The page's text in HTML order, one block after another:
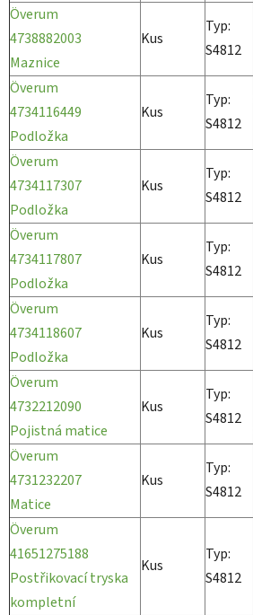
Överum
4738882003
Maznice
Kus
Typ:
S4812
Överum
4734116449
Podložka
Kus
Typ:
S4812
Överum
4734117307
Podložka
Kus
Typ:
S4812
Överum
4734117807
Podložka
Kus
Typ:
S4812
Överum
4734118607
Podložka
Kus
Typ:
S4812
Överum
4732212090
Pojistná matice
Kus
Typ:
S4812
Överum
4731232207
Matice
Kus
Typ:
S4812
Överum
41651275188
Postřikovací tryska
kompletní
Kus
Typ:
S4812